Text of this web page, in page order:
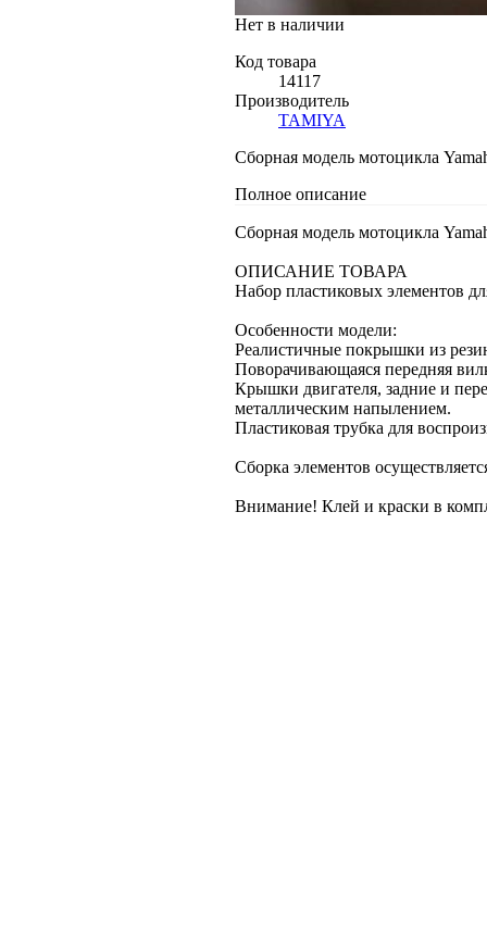
Нет в наличии
Код товара
14117
Производитель
TAMIYA
Сборная модель мотоцикла
Полное описание
Сборная модель мотоцикла
ОПИСАНИЕ ТОВАРА
Набор пластиковых элементов
Особенности модели:
Реалистичные покрышки из
Поворачивающаяся передняя
Крышки двигателя, задние и
металлическим напылением.
Пластиковая трубка для
Сборка элементов
Внимание! Клей и краски в